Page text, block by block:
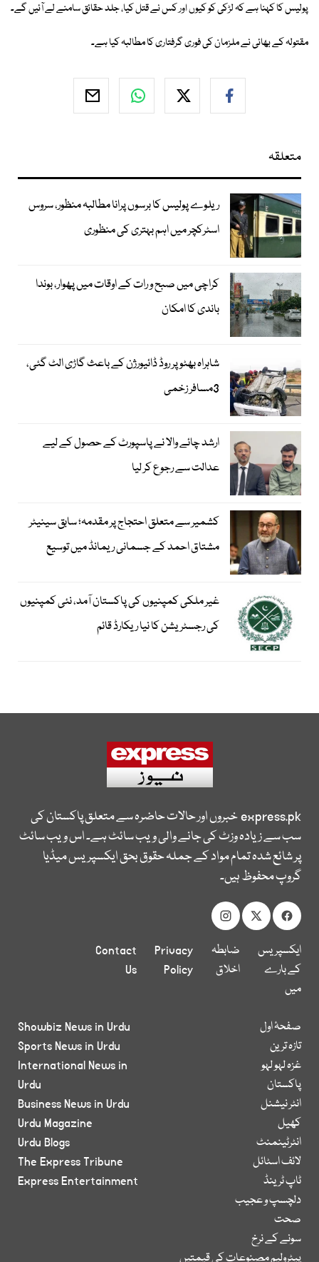
پولیس کا کہنا ہے کہ لڑکی کو کیوں اور کس نے قتل کیا، جلد حقائق سامنے لے آئیں گے۔
مقتولہ کے بھائی نے ملزمان کی فوری گرفتاری کا مطالبہ کیا ہے۔
متعلقہ
ریلوے پولیس کا برسوں پرانا مطالبہ منظور، سروس
اسٹرکچر میں اہم بہتری کی منظوری
کراچی میں صبح و رات کے اوقات میں پھوار، بوندا
باندی کا امکان
شاہراہ بھٹو پر روڈ ڈائیورژن کے باعث گاڑی الٹ گئی،
3مسافر زخمی
ارشد چائے والا نے پاسپورٹ کے حصول کے لیے
عدالت سے رجوع کر لیا
کشمیر سے متعلق احتجاج پر مقدمہ؛ سابق سینیٹر
مشتاق احمد کے جسمانی ریمانڈ میں توسیع
غیر ملکی کمپنیوں کی پاکستان آمد، نئی کمپنیوں
کی رجسٹریشن کا نیا ریکارڈ قائم
express.pkخبروں اور حالات حاضرہ سے متعلق پاکستان کی
سب سے زیادہ وزٹ کی جانے والی ویب سائٹ ہے۔ اس ویب سائٹ
پر شائع شدہ تمام مواد کے جملہ حقوق بحق ایکسپریس میڈیا
گروپ محفوظ ہیں۔
ایکسپریس
کے بارے
میں
ضابطہ
اخلاق
Privacy
Policy
Contact
Us
صفحۂ اول
تازہ ترین
غزہ لہو لہو
پاکستان
انٹر نیشنل
کھیل
انٹرٹینمنٹ
لائف اسٹائل
ٹاپ ٹرینڈ
دلچسپ و عجیب
صحت
سونے کے نرخ
پیٹرولیم مصنوعات کی قیمتیں
Showbiz News in Urdu
Sports News in Urdu
International News in
Urdu
Business News in Urdu
Urdu Magazine
Urdu Blogs
The Express Tribune
Express Entertainment